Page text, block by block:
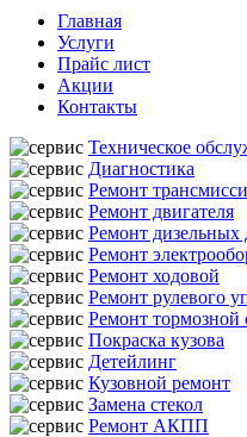
Главная
Услуги
Прайс лист
Акции
Контакты
Техническое
Диагностика
Ремонт
Ремонт двигателя
Ремонт дизельных
Ремонт
Ремонт ходовой
Ремонт рулевого
Ремонт тормозной
Покраска кузова
Детейлинг
Кузовной ремонт
Замена стекол
Ремонт АКПП